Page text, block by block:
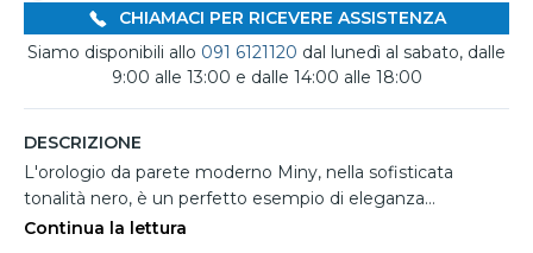
CHIAMACI PER RICEVERE ASSISTENZA
Siamo disponibili allo 091 6121120 dal lunedì al sabato, dalle
9:00 alle 13:00 e dalle 14:00 alle 18:00
DESCRIZIONE
L'orologio da parete moderno Miny, nella sofisticata
tonalità nero, è un perfetto esempio di eleganza
minimalista. Il suo design essenziale si adatta con facilità a
Continua la lettura